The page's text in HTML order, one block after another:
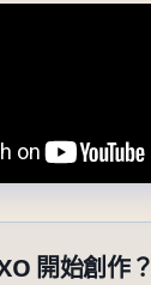
開始創作？